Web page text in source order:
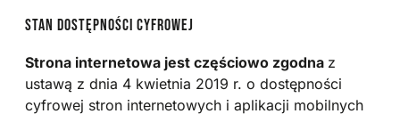
STAN DOSTĘPNOŚCI CYFROWEJ
Strona internetowa jest częściowo zgodna z
ustawą z dnia 4 kwietnia 2019 r. o dostępności
cyfrowej stron internetowych i aplikacji mobilnych